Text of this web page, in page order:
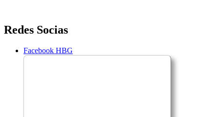
Saltar
para
conteúdo
Redes Socias
Facebook HBG